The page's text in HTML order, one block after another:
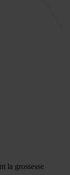
la grossesse